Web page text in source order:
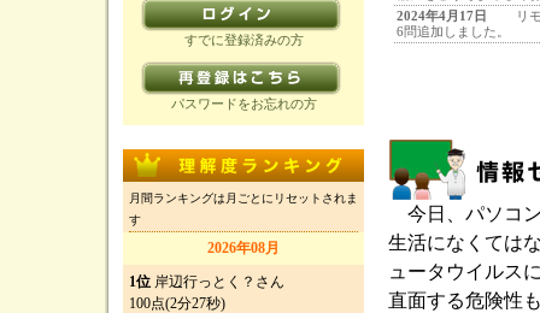
すでに登録済みの方
パスワードをお忘れの方
月間ランキングは月ごとにリセットされま
す
2026年08月
1位 岸辺行っとく？さん
100点(2分27秒)
2024年4月17日
リ
6問追加しました。
今日、パソコ
生活になくては
ュータウイルス
直面する危険性